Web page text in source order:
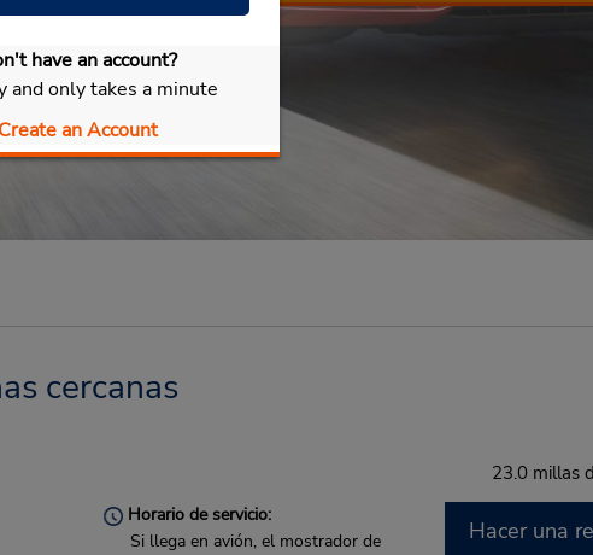
mi vehículo
have an account?
and only takes a minute
Create an Account
cercanas
23.0 millas
Horario de servicio:
Si llega en avión, el mostrador de
Hacer una